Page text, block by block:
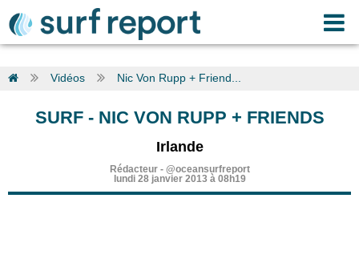
Vidéos Nic Von Rupp + Friend...
SURF- NIC VON RUPP + FRIENDS
Irlande
Rédacteur- @oceansurfreport
lundi 28 janvier 2013 à 08h19